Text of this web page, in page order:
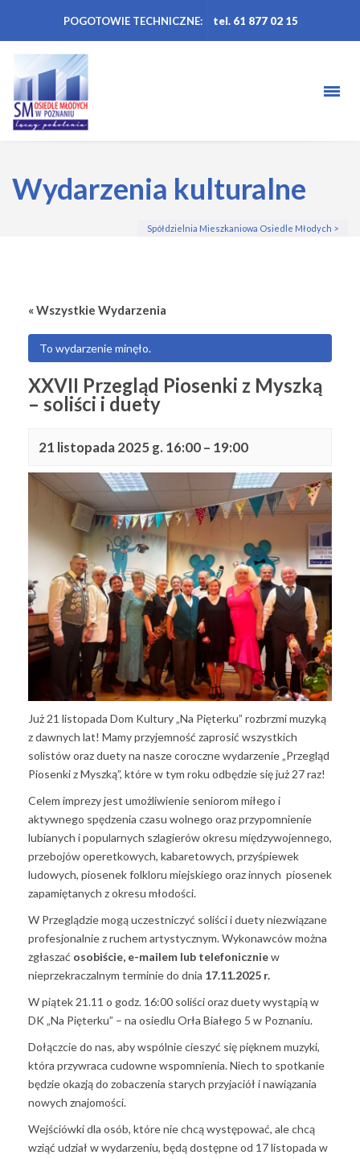
POGOTOWIE TECHNICZNE: tel. 61 877 02 15
Wydarzenia kulturalne
Spółdzielnia Mieszkaniowa Osiedle Młodych >
« Wszystkie Wydarzenia
To wydarzenie minęło.
XXVII Przegląd Piosenki z Myszką
– soliści i duety
21 listopada 2025 g. 16:00– 19:00
Już 21 listopada Dom Kultury „Na Pięterku” rozbrzmi muzyką
z dawnych lat! Mamy przyjemność zaprosić wszystkich
solistów oraz duety na nasze coroczne wydarzenie „Przegląd
Piosenki z Myszką”, które w tym roku odbędzie się już 27 raz!
Celem imprezy jest umożliwienie seniorom miłego i
aktywnego spędzenia czasu wolnego oraz przypomnienie
lubianych i popularnych szlagierów okresu międzywojennego,
przebojów operetkowych, kabaretowych, przyśpiewek
ludowych, piosenek folkloru miejskiego oraz innych piosenek
zapamiętanych z okresu młodości.
W Przeglądzie mogą uczestniczyć soliści i duety niezwiązane
profesjonalnie z ruchem artystycznym. Wykonawców można
zgłaszać osobiście, e-mailem lub telefoniczniew
nieprzekraczalnym terminie do dnia 17.11.2025 r.
W piątek 21.11 o godz. 16:00 soliści oraz duety wystąpią w
DK „Na Pięterku” – na osiedlu Orła Białego 5 w Poznaniu.
Dołączcie do nas, aby wspólnie cieszyć się pięknem muzyki,
która przywraca cudowne wspomnienia. Niech to spotkanie
będzie okazją do zobaczenia starych przyjaciół i nawiązania
nowych znajomości.
Wejściówki dla osób, które nie chcą występować, ale chcą
wziąć udział w wydarzeniu, będą dostępne od 17 listopada w